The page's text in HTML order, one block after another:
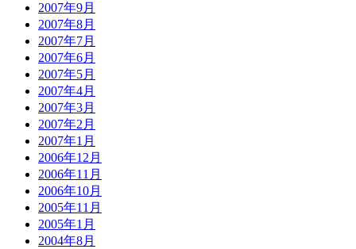
2007年9月
2007年8月
2007年7月
2007年6月
2007年5月
2007年4月
2007年3月
2007年2月
2007年1月
2006年12月
2006年11月
2006年10月
2005年11月
2005年1月
2004年8月